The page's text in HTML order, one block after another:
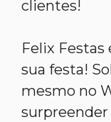
clientes!
Felix Festas
sua festa!
mesmo no